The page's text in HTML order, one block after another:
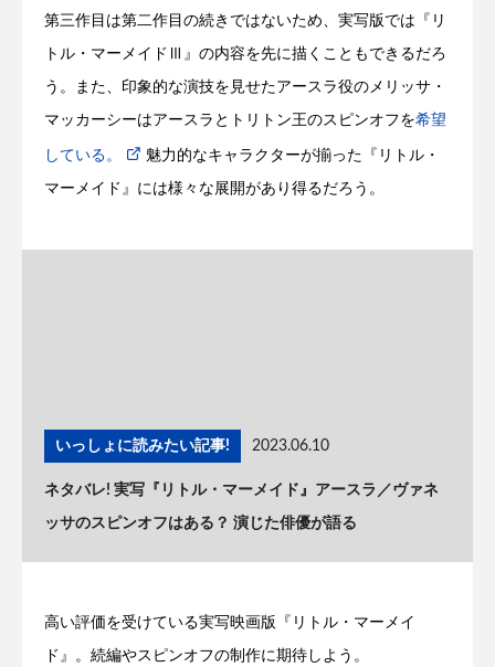
第三作目は第二作目の続きではないため、実写版では『リ
トル・マーメイドⅢ』の内容を先に描くこともできるだろ
う。また、印象的な演技を見せたアースラ役のメリッサ・
マッカーシーはアースラとトリトン王のスピンオフを希望
している。 魅力的なキャラクターが揃った『リトル・
マーメイド』には様々な展開があり得るだろう。
いっしょに読みたい記事! 2023.06.10
ネタバレ! 実写『リトル・マーメイド』アースラ／ヴァネ
ッサのスピンオフはある？ 演じた俳優が語る
高い評価を受けている実写映画版『リトル・マーメイ
ド』。続編やスピンオフの制作に期待しよう。